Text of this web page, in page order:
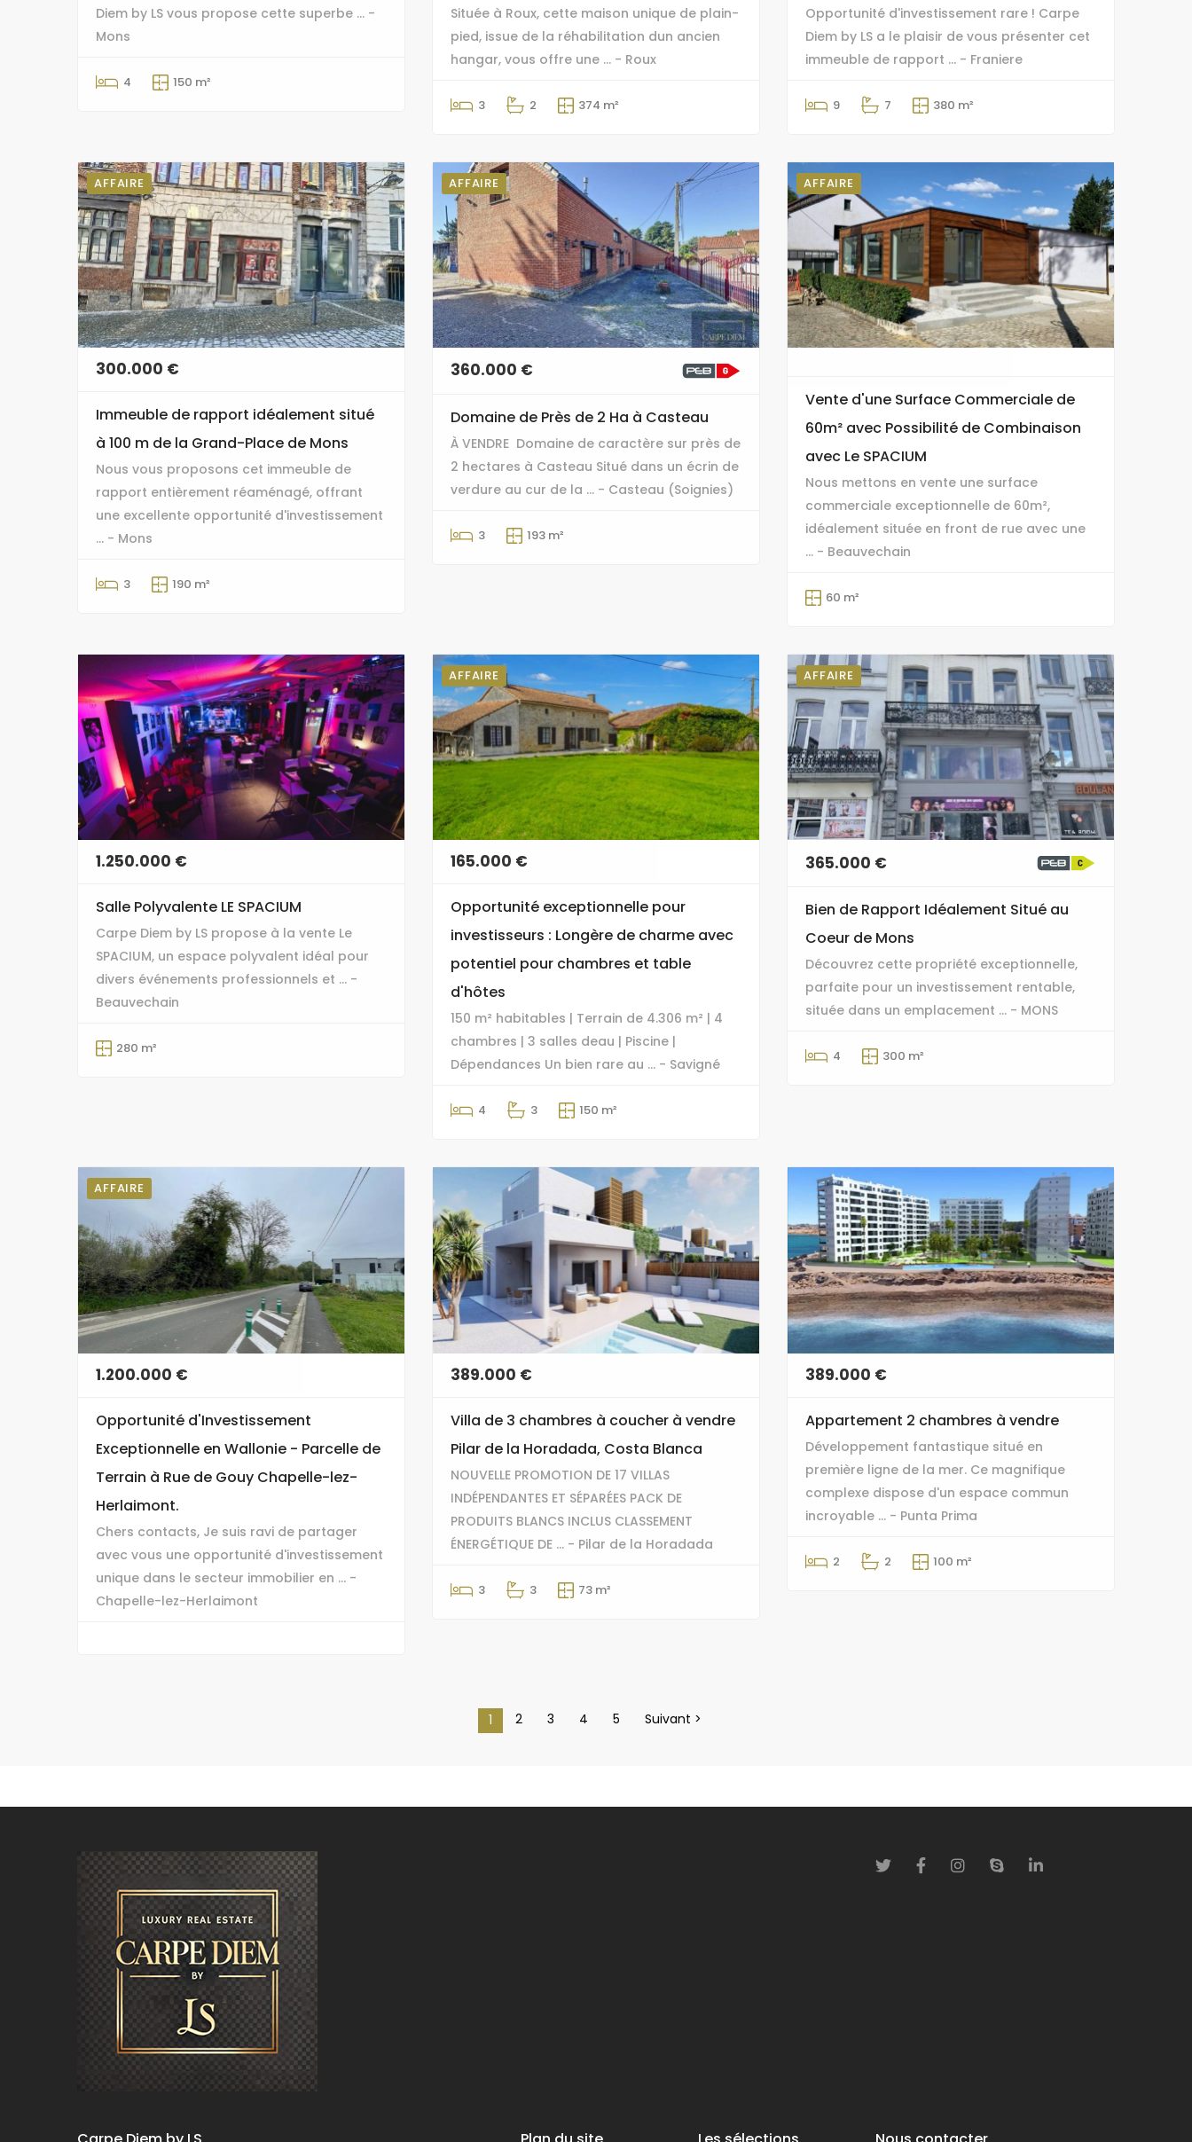
Diem by LS vous propose cette superbe ... -
Mons
4 150 m²
Située à Roux, cette maison unique de plain-
pied, issue de la réhabilitation dun ancien
hangar, vous offre une ... - Roux
3 2 374 m²
Opportunité d'investissement rare ! Carpe
Diem by LS a le plaisir de vous présenter cet
immeuble de rapport ... - Franiere
9 7 380 m²
AFFAIRE
300.000 €
Immeuble de rapport idéalement situé
à 100 m de la Grand-Place de Mons
Nous vous proposons cet immeuble de
rapport entièrement réaménagé, offrant
une excellente opportunité d'investissement
... - Mons
3 190 m²
AFFAIRE
360.000 €
Domaine de Près de 2 Ha à Casteau
À VENDRE  Domaine de caractère sur près de
2 hectares à Casteau Situé dans un écrin de
verdure au cur de la ... - Casteau (Soignies)
3 193 m²
AFFAIRE
Vente d'une Surface Commerciale de
60m² avec Possibilité de Combinaison
avec Le SPACIUM
Nous mettons en vente une surface
commerciale exceptionnelle de 60m²,
idéalement située en front de rue avec une
... - Beauvechain
60 m²
1.250.000 €
Salle Polyvalente LE SPACIUM
Carpe Diem by LS propose à la vente Le
SPACIUM, un espace polyvalent idéal pour
divers événements professionnels et ... -
Beauvechain
280 m²
AFFAIRE
165.000 €
Opportunité exceptionnelle pour
investisseurs : Longère de charme avec
potentiel pour chambres et table
d'hôtes
150 m² habitables | Terrain de 4.306 m² | 4
chambres | 3 salles deau | Piscine |
Dépendances Un bien rare au ... - Savigné
4 3 150 m²
AFFAIRE
365.000 €
Bien de Rapport Idéalement Situé au
Coeur de Mons
Découvrez cette propriété exceptionnelle,
parfaite pour un investissement rentable,
située dans un emplacement ... - MONS
4 300 m²
AFFAIRE
1.200.000 €
Opportunité d'Investissement
Exceptionnelle en Wallonie - Parcelle de
Terrain à Rue de Gouy Chapelle-lez-
Herlaimont.
Chers contacts, Je suis ravi de partager
avec vous une opportunité d'investissement
unique dans le secteur immobilier en ... -
Chapelle-lez-Herlaimont
389.000 €
Villa de 3 chambres à coucher à vendre
Pilar de la Horadada, Costa Blanca
NOUVELLE PROMOTION DE 17 VILLAS
INDÉPENDANTES ET SÉPARÉES PACK DE
PRODUITS BLANCS INCLUS CLASSEMENT
ÉNERGÉTIQUE DE ... - Pilar de la Horadada
3 3 73 m²
389.000 €
Appartement 2 chambres à vendre
Développement fantastique situé en
première ligne de la mer. Ce magnifique
complexe dispose d'un espace commun
incroyable ... - Punta Prima
2 2 100 m²
1 2 3 4 5 Suivant >